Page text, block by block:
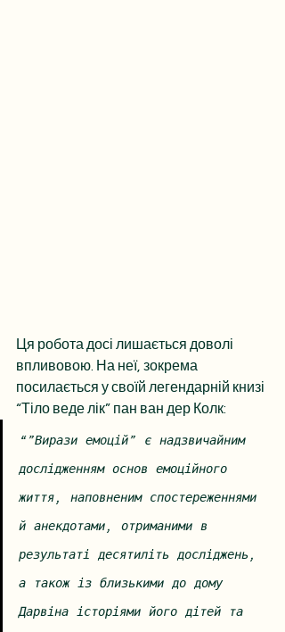
Ця робота досі лишається доволі
впливовою. На неї, зокрема
посилається у своїй легендарній книзі
“Тіло веде лік” пан ван дер Колк:
“”Вирази емоцій” є надзвичайним
дослідженням основ емоційного
життя, наповненим спостереженнями
й анекдотами, отриманими в
результаті десятиліть досліджень,
а також із близькими до дому
Дарвіна історіями його дітей та